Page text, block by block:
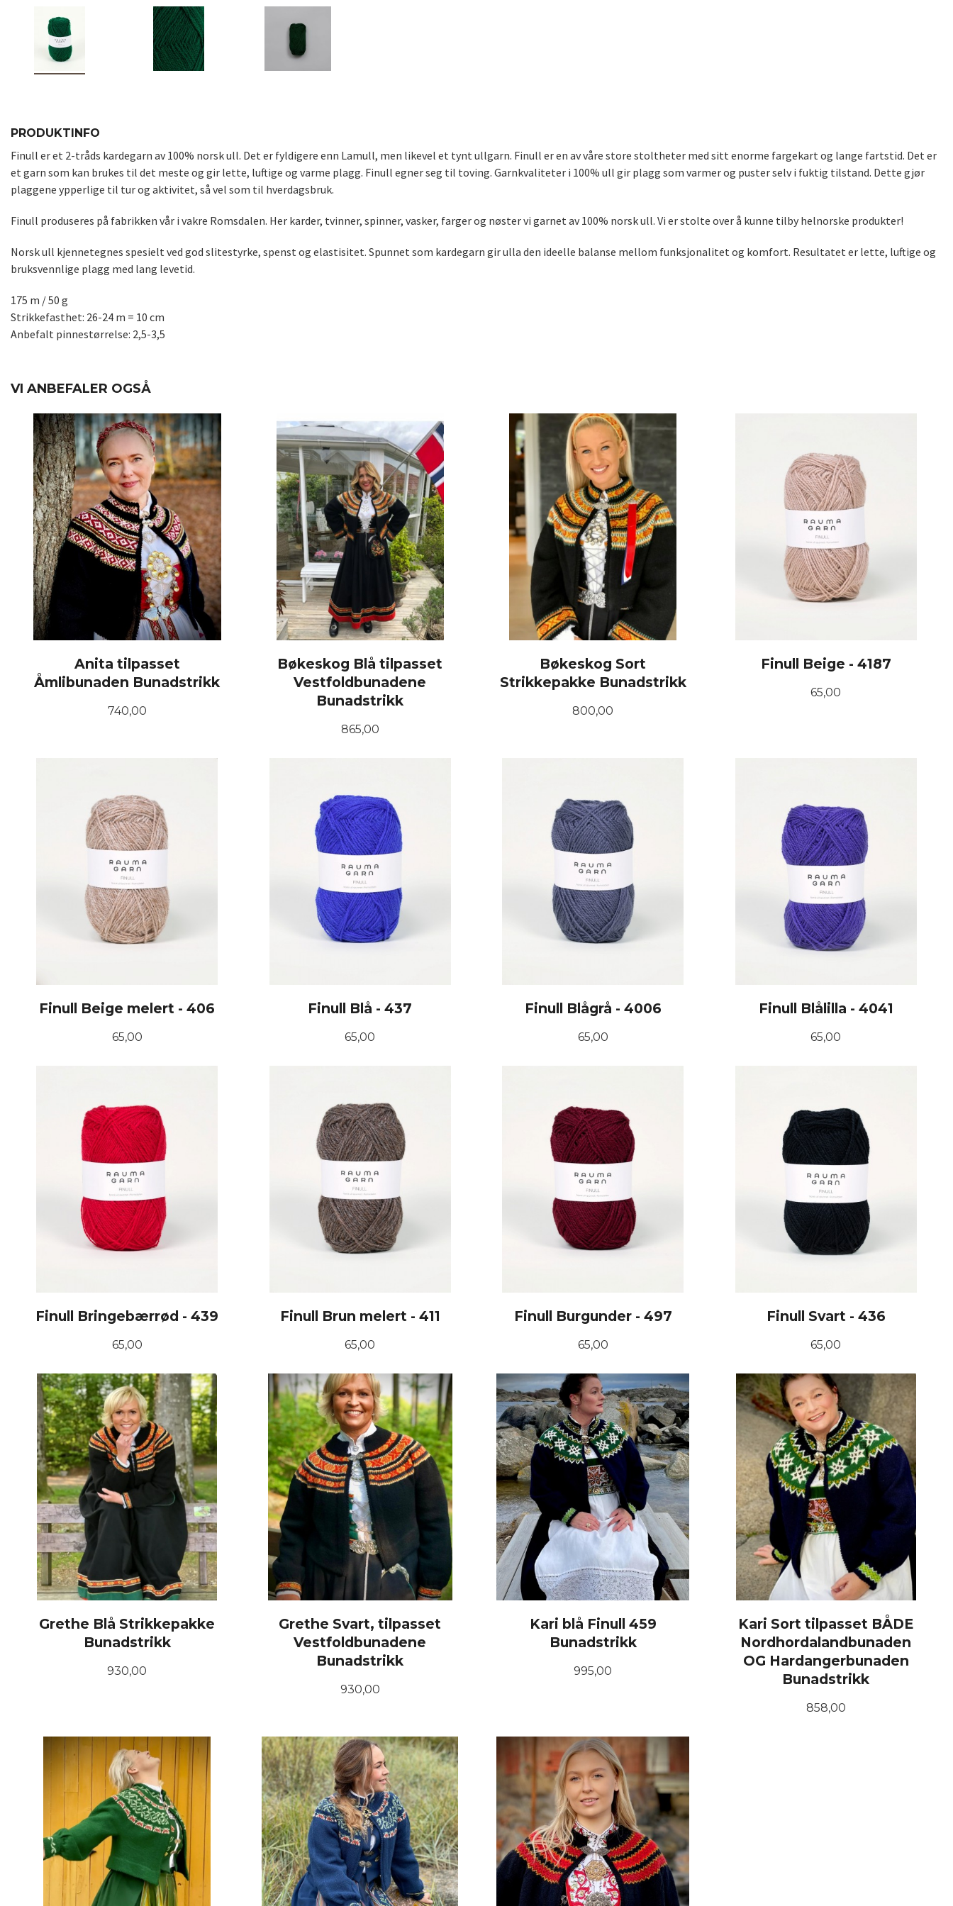
PRODUKTINFO
Finull er et 2-tråds kardegarn av 100% norsk ull. Det er fyldigere enn Lamull, men likevel et tynt ullgarn. Finull er en av våre store stoltheter med sitt enorme fargekart og lange fartstid. Det er
et garn som kan brukes til det meste og gir lette, luftige og varme plagg. Finull egner seg til toving. Garnkvaliteter i 100% ull gir plagg som varmer og puster selv i fuktig tilstand. Dette gjør
plaggene ypperlige til tur og aktivitet, så vel som til hverdagsbruk.
Finull produseres på fabrikken vår i vakre Romsdalen. Her karder, tvinner, spinner, vasker, farger og nøster vi garnet av 100% norsk ull. Vi er stolte over å kunne tilby helnorske produkter!
Norsk ull kjennetegnes spesielt ved god slitestyrke, spenst og elastisitet. Spunnet som kardegarn gir ulla den ideelle balanse mellom funksjonalitet og komfort. Resultatet er lette, luftige og
bruksvennlige plagg med lang levetid.
175 m / 50 g
Strikkefasthet: 26-24 m = 10 cm
Anbefalt pinnestørrelse: 2,5-3,5
VI ANBEFALER OGSÅ
Anita tilpasset
Åmlibunaden Bunadstrikk
Pris
740,00
Bøkeskog Blå tilpasset
Vestfoldbunadene
Bunadstrikk
Pris
865,00
Bøkeskog Sort
Strikkepakke Bunadstrikk
Pris
800,00
Finull Beige - 4187
Pris
65,00
Finull Beige melert - 406
Pris
65,00
Finull Blå - 437
Pris
65,00
Finull Blågrå - 4006
Pris
65,00
Finull Blålilla - 4041
Pris
65,00
Finull Bringebærrød - 439
Pris
65,00
KJØP
Finull Brun melert - 411
Pris
65,00
KJØP
Finull Burgunder - 497
Pris
65,00
KJØP
Finull Svart - 436
Pris
65,00
KJØP
Grethe Blå Strikkepakke
Bunadstrikk
Pris
930,00
LES MER
Grethe Svart, tilpasset
Vestfoldbunadene
Bunadstrikk
Pris
930,00
LES MER
Kari blå Finull 459
Bunadstrikk
Pris
995,00
LES MER
Kari Sort tilpasset BÅDE
Nordhordalandbunaden
OG Hardangerbunaden
Bunadstrikk
Pris
858,00